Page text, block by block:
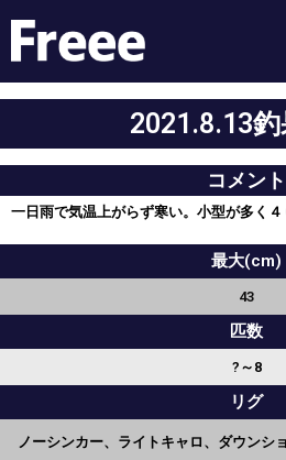
2021.8.13
コメント
一日雨で気温上がらず寒い。小型が多く４
最大(cm)
43
匹数
?～8
リグ
ノーシンカー、ライトキャロ、ダウンシ